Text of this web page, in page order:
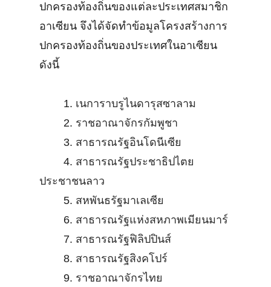
ปกครองท้องถิ่นของแต่ละประเทศสมาชิก
อาเซียน จึงได้จัดทำข้อมูลโครงสร้างการ
ปกครองท้องถิ่นของประเทศในอาเซียน
ดังนี้
1. เนการาบรูไนดารุสซาลาม
2. ราชอาณาจักรกัมพูชา
3. สาธารณรัฐอินโดนีเซีย
4. สาธารณรัฐประชาธิปไตย
ประชาชนลาว
5. สหพันธรัฐมาเลเซีย
6. สาธารณรัฐแห่งสหภาพเมียนมาร์
7. สาธารณรัฐฟิลิปปินส์
8. สาธารณรัฐสิงคโปร์
9. ราชอาณาจักรไทย